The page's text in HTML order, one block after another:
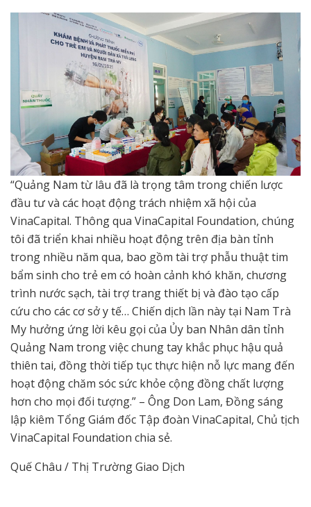
“Quảng Nam từ lâu đã là trọng tâm trong chiến lược
đầu tư và các hoạt động trách nhiệm xã hội của
VinaCapital. Thông qua VinaCapital Foundation, chúng
tôi đã triển khai nhiều hoạt động trên địa bàn tỉnh
trong nhiều năm qua, bao gồm tài trợ phẫu thuật tim
bẩm sinh cho trẻ em có hoàn cảnh khó khăn, chương
trình nước sạch, tài trợ trang thiết bị và đào tạo cấp
cứu cho các cơ sở y tế… Chiến dịch lần này tại Nam Trà
My hưởng ứng lời kêu gọi của Ủy ban Nhân dân tỉnh
Quảng Nam trong việc chung tay khắc phục hậu quả
thiên tai, đồng thời tiếp tục thực hiện nỗ lực mang đến
hoạt động chăm sóc sức khỏe cộng đồng chất lượng
hơn cho mọi đối tượng.” – Ông Don Lam, Đồng sáng
lập kiêm Tổng Giám đốc Tập đoàn VinaCapital, Chủ tịch
VinaCapital Foundation chia sẻ.
Quế Châu / Thị Trường Giao Dịch